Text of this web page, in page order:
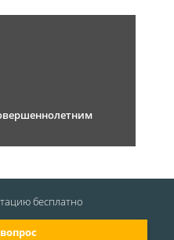
бесплатно